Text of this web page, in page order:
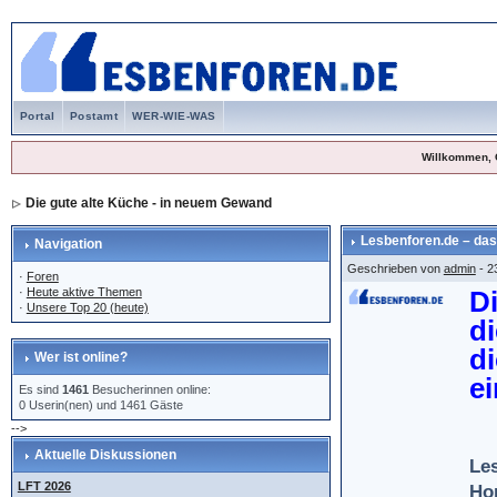
Portal Postamt WER-WIE-WAS
Willkommen,
Die gute alte Küche - in neuem Gewand
Navigation
· Foren
· Heute aktive Themen
· Unsere Top 20 (heute)
Wer ist online?
Es sind 1461 Besucherinnen online:
0 Userin(nen) und 1461 Gäste
-->
Aktuelle Diskussionen
LFT 2026
Lesbenforen.de –
Geschrieben von admin-